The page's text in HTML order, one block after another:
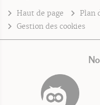
Haut de page Plan
Gestion des cookies